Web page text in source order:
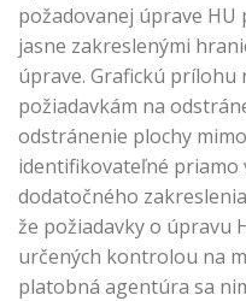
požadovanej úprave
jasne zakreslenými
úprave. Grafickú
požiadavkám na
odstránenie plochy
identifikovateľné priamo
dodatočného
že požiadavky o úpravu
určených kontrolou na
platobná agentúra sa